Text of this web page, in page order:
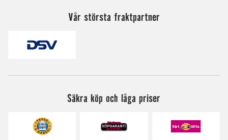
Vår största fraktpartner
Säkra köp och låga priser